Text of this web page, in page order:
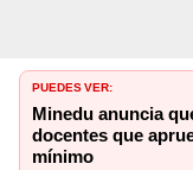
PUEDES VER:
Minedu anuncia
docentes que
mínimo